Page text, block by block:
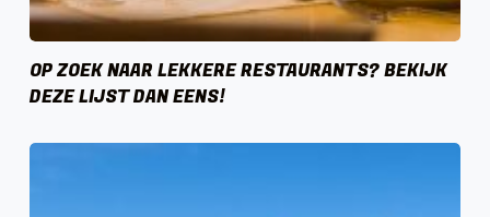
OP ZOEK NAAR LEKKERE RESTAURANTS? BEKIJK
DEZE LIJST DAN EENS!